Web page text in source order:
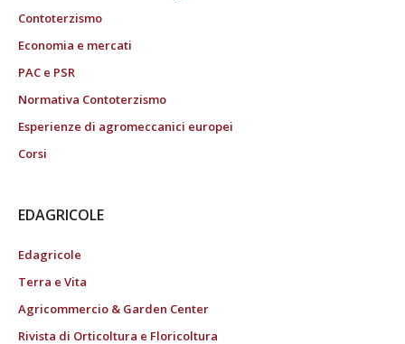
Contoterzismo
Economia e mercati
PAC e PSR
Normativa Contoterzismo
Esperienze di agromeccanici europei
Corsi
EDAGRICOLE
Edagricole
Terra e Vita
Agricommercio & Garden Center
Rivista di Orticoltura e Floricoltura